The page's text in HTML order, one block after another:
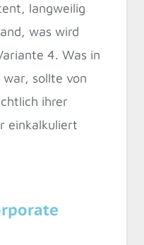
langweilig
was wird
4. Was in
sollte von
ihrer
einkalkuliert